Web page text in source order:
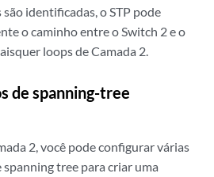
identificadas, o STP pode
o caminho entre o Switch 2 e o
loops de Camada 2.
de spanning-tree
2, você pode configurar várias
tree para criar uma